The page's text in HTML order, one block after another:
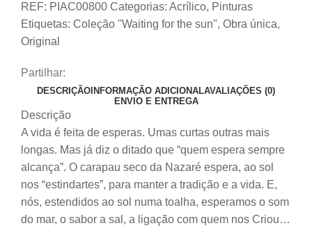
REF: PIAC00800 Categorias: Acrílico, Pinturas
Etiquetas: Coleção "Waiting for the sun", Obra única,
Original
Partilhar:
DESCRIÇÃO INFORMAÇÃO ADICIONALAVALIAÇÕES (0)
ENVIO E ENTREGA
Descrição
A vida é feita de esperas. Umas curtas outras mais
longas. Mas já diz o ditado que “quem espera sempre
alcança”. O carapau seco da Nazaré espera, ao sol
nos “estindartes”, para manter a tradição e a vida. E,
nós, estendidos ao sol numa toalha, esperamos o som
do mar, o sabor a sal, a ligação com quem nos Criou…